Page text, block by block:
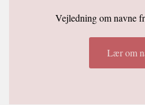
Vejledning om navne
Lær om